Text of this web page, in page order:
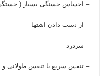
– احساس خستگی بسیار (
– از دست دادن اشتها
– سردرد
– تنفس سریع یا تنفس طولانی